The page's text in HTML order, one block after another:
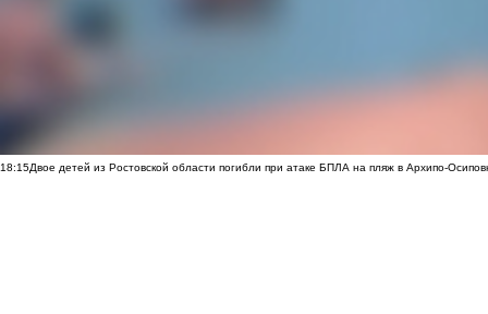
18:15Двое детей из Ростовской области погибли при атаке БПЛА на пляж в Архипо-